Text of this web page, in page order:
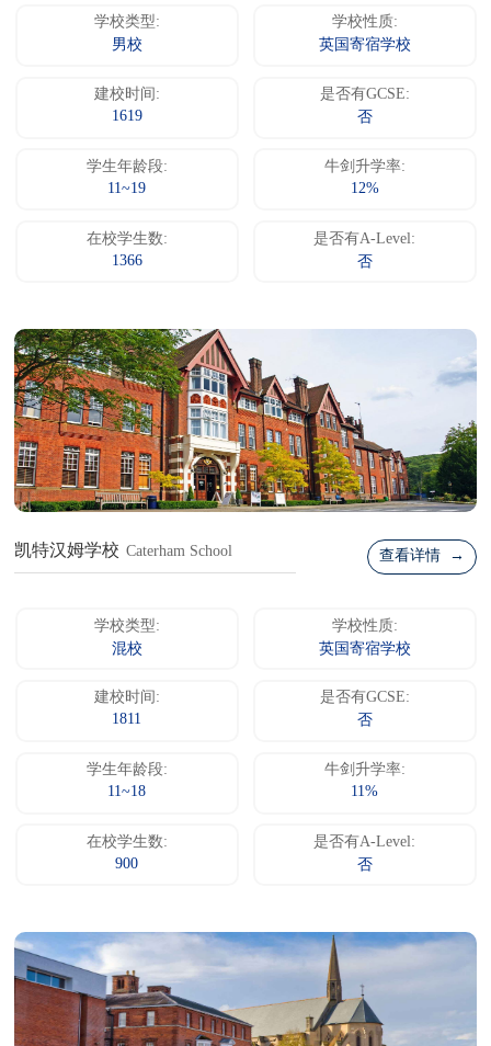
学校类型:
男校
学校性质:
英国寄宿学校
建校时间:
1619
是否有GCSE:
否
学生年龄段:
11~19
牛剑升学率:
12%
在校学生数:
1366
是否有A-Level:
否
凯特汉姆学校 Caterham School 查看详情 →
学校类型:
混校
学校性质:
英国寄宿学校
建校时间:
1811
是否有GCSE:
否
学生年龄段:
11~18
牛剑升学率:
11%
在校学生数:
900
是否有A-Level:
否